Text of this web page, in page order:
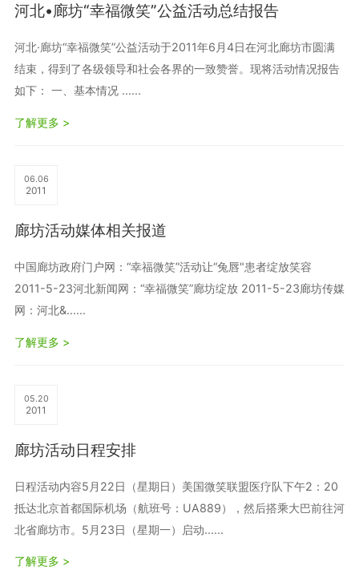
河北•廊坊“幸福微笑”公益活动总结报告
河北·廊坊“幸福微笑”公益活动于2011年6月4日在河北廊坊市圆满
结束，得到了各级领导和社会各界的一致赞誉。现将活动情况报告
如下： 一、基本情况 ......
了解更多 >
06.06
2011
廊坊活动媒体相关报道
中国廊坊政府门户网：“幸福微笑”活动让“兔唇"患者绽放笑容
2011-5-23河北新闻网：“幸福微笑”廊坊绽放 2011-5-23廊坊传媒
网：河北&......
了解更多 >
05.20
2011
廊坊活动日程安排
日程活动内容5月22日（星期日）美国微笑联盟医疗队下午2：20
抵达北京首都国际机场（航班号：UA889），然后搭乘大巴前往河
北省廊坊市。5月23日（星期一）启动......
了解更多 >